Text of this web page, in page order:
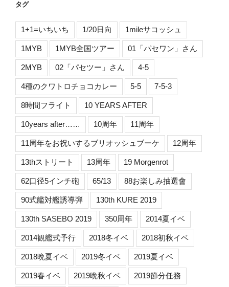
タグ
1+1=いちいち 1/20日向 1mileサコッシュ
1MYB 1MYB全国ツアー 01「パセワン」さん
2MYB 02「パセツー」さん 4-5
4種のクワトロチョコカレー 5-5 7-5-3
8時間フライト 10 YEARS AFTER
10years after…… 10周年 11周年
11周年をお祝いするブリオッシュブーケ 12周年
13thストリート 13周年 19 Morgenrot
62口径5インチ砲 65/13 88お楽しみ抽選會
90式艦対艦誘導弾 130th KURE 2019
130th SASEBO 2019 350周年 2014夏イベ
2014観艦式予行 2018冬イベ 2018初秋イベ
2018晩夏イベ 2019冬イベ 2019夏イベ
2019春イベ 2019晩秋イベ 2019節分任務